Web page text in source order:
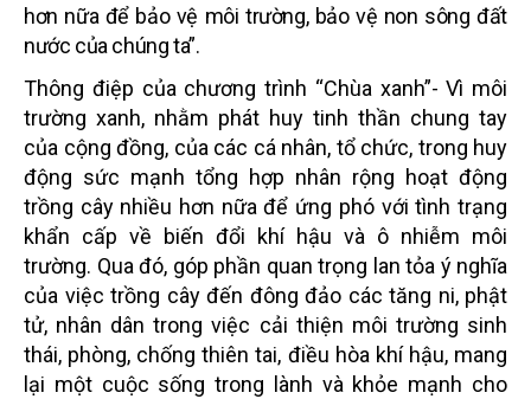
hơn nữa để bảo vệ môi trường, bảo vệ non sông đất
nước của chúng ta”.
Thông điệp của chương trình “Chùa xanh”- Vì môi
trường xanh, nhằm phát huy tinh thần chung tay
của cộng đồng, của các cá nhân, tổ chức, trong huy
động sức mạnh tổng hợp nhân rộng hoạt động
trồng cây nhiều hơn nữa để ứng phó với tình trạng
khẩn cấp về biến đổi khí hậu và ô nhiễm môi
trường. Qua đó, góp phần quan trọng lan tỏa ý nghĩa
của việc trồng câyđến đông đảo các tăng ni, phật
tử, nhân dân trong việc cải thiện môi trường sinh
thái, phòng, chống thiên tai, điều hòa khí hậu, mang
lại một cuộc sống trong lành và khỏe mạnh cho